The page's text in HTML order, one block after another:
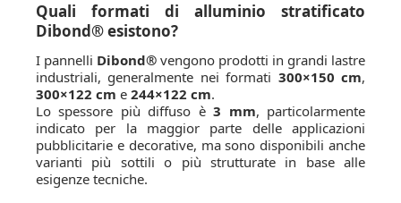
Quali formati di alluminio stratificato
Dibond® esistono?
I pannelli Dibond® vengono prodotti in grandi lastre
industriali, generalmente nei formati 300×150 cm,
300×122 cm e 244×122 cm.
Lo spessore più diffuso è3 mm, particolarmente
indicato per la maggior parte delle applicazioni
pubblicitarie e decorative, ma sono disponibili anche
varianti più sottili o più strutturate in base alle
esigenze tecniche.